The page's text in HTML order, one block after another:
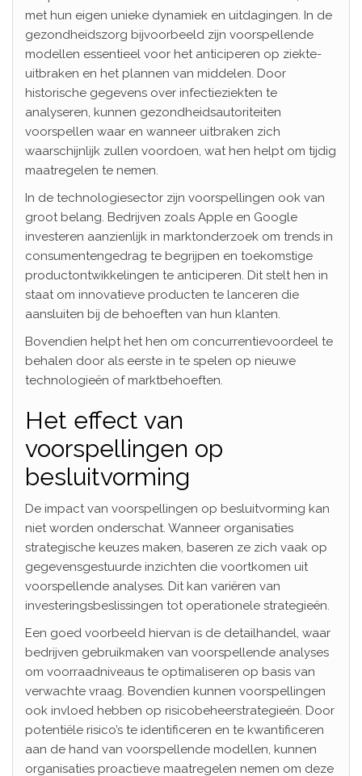
met hun eigen unieke dynamiek en uitdagingen. In de
gezondheidszorg bijvoorbeeld zijn voorspellende
modellen essentieel voor het anticiperen op ziekte-
uitbraken en het plannen van middelen. Door
historische gegevens over infectieziekten te
analyseren, kunnen gezondheidsautoriteiten
voorspellen waar en wanneer uitbraken zich
waarschijnlijk zullen voordoen, wat hen helpt om tijdig
maatregelen te nemen.
In de technologiesector zijn voorspellingen ook van
groot belang. Bedrijven zoals Apple en Google
investeren aanzienlijk in marktonderzoek om trends in
consumentengedrag te begrijpen en toekomstige
productontwikkelingen te anticiperen. Dit stelt hen in
staat om innovatieve producten te lanceren die
aansluiten bij de behoeften van hun klanten.
Bovendien helpt het hen om concurrentievoordeel te
behalen door als eerste in te spelen op nieuwe
technologieën of marktbehoeften.
Het effect van
voorspellingen op
besluitvorming
De impact van voorspellingen op besluitvorming kan
niet worden onderschat. Wanneer organisaties
strategische keuzes maken, baseren ze zich vaak op
gegevensgestuurde inzichten die voortkomen uit
voorspellende analyses. Dit kan variëren van
investeringsbeslissingen tot operationele strategieën.
Een goed voorbeeld hiervan is de detailhandel, waar
bedrijven gebruikmaken van voorspellende analyses
om voorraadniveaus te optimaliseren op basis van
verwachte vraag. Bovendien kunnen voorspellingen
ook invloed hebben op risicobeheerstrategieën. Door
potentiële risico’s te identificeren en te kwantificeren
aan de hand van voorspellende modellen, kunnen
organisaties proactieve maatregelen nemen om deze